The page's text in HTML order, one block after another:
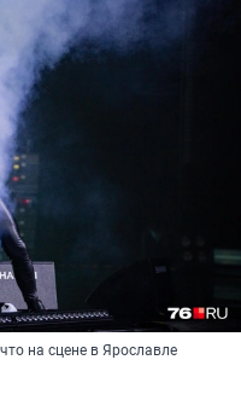
на сцене в Ярославле